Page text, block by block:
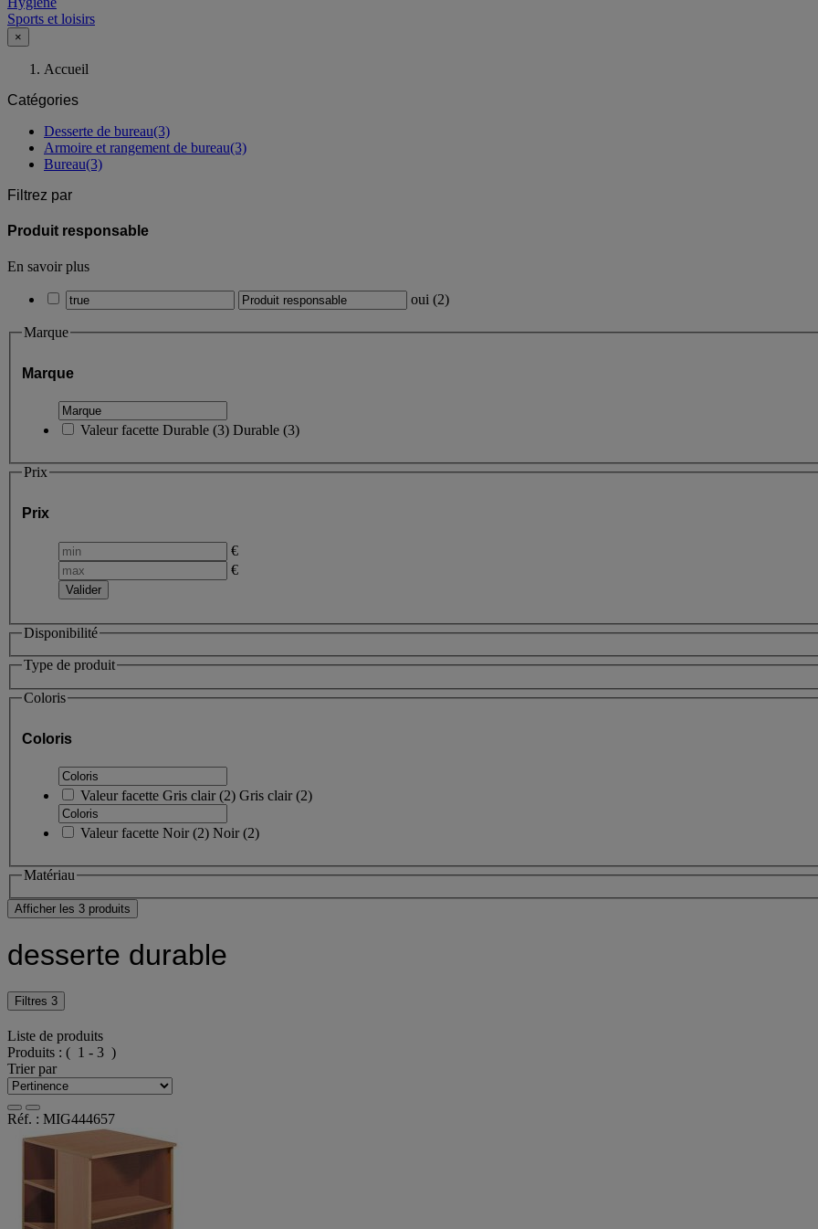
Sports et loisirs
×
Accueil
Catégories
Desserte de bureau(3)
Armoire et rangement de bureau(3)
Bureau(3)
Filtrez par
Produit responsable
En savoir plus
oui (2)
Marque
Marque
Valeur facette Durable (3) Durable (3)
Prix
Prix
€
€
Disponibilité
Type de produit
Coloris
Coloris
Valeur facette Gris clair(2) Gris clair(2)
Valeur facette Noir(2) Noir(2)
Matériau
Afficher les 3 produits
desserte durable
Filtres 3
Liste de produits
Produits : ( 1 - 3 )
Trier par
Réf. : MIG444657